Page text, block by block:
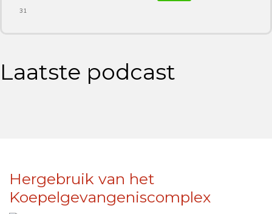
31
Laatste podcast
Hergebruik van het
Koepelgevangeniscomplex